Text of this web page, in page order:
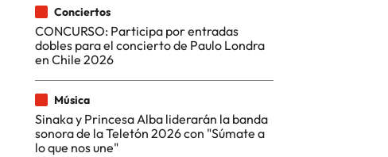
Conciertos
CONCURSO: Participa por entradas
dobles para el concierto de Paulo Londra
en Chile 2026
Música
Sinaka y Princesa Alba liderarán la banda
sonora de la Teletón 2026 con "Súmate a
lo que nos une"